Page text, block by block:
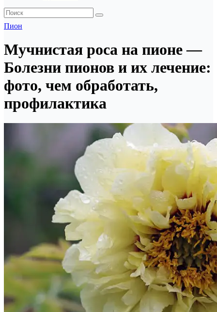
Пион
Мучнистая роса на пионе —
Болезни пионов и их лечение:
фото, чем обработать,
профилактика